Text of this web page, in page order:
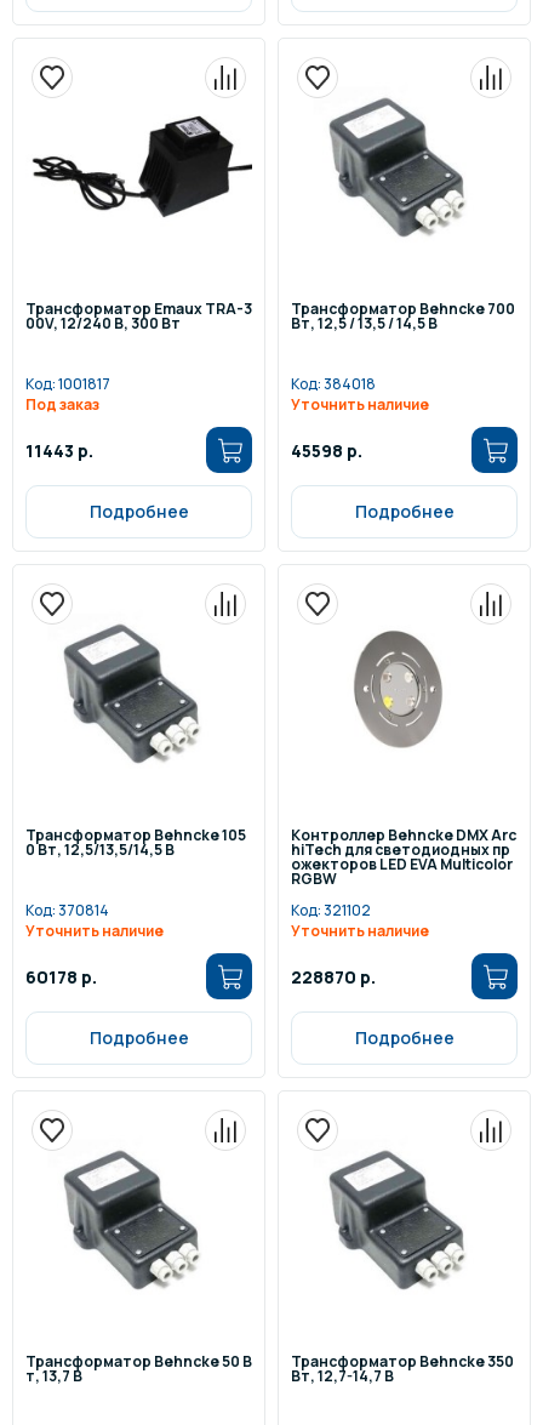
Трансформатор Emaux TRA-3
00V, 12/240 В, 300 Вт
Код:1001817
Под заказ
11443 р.
Подробнее
Трансформатор Behncke 700
Вт, 12,5 / 13,5 / 14,5 В
Код:384018
Уточнить наличие
45598 р.
Подробнее
Трансформатор Behncke 105
0 Вт, 12,5/13,5/14,5 В
Код:370814
Уточнить наличие
60178 р.
Подробнее
Контроллер Behncke DMX Arc
hiTech для светодиодных пр
ожекторов LED EVA Multicolor
RGBW
Код:321102
Уточнить наличие
228870 р.
Подробнее
Трансформатор Behncke 50 В
т, 13,7 В
Трансформатор Behncke 350
Вт, 12,7-14,7 В